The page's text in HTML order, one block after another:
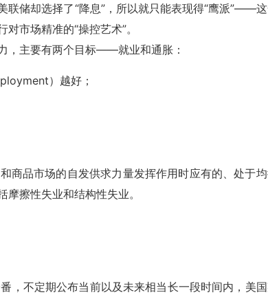
联储却选择了“降息”，所以就只能表现得“鹰派”——
市场精准的“操控艺术”。
，主要有两个目标——就业和通胀：
）越好；
商品市场的自发供求力量发挥作用时应有的、处于
擦性失业和结构性失业。
，不定期公布当前以及未来相当长一段时间内，美